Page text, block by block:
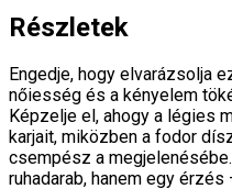
Részletek
Engedje, hogy elvarázsolja
nőiesség és a kényelem
Képzelje el, ahogy a légies
karjait, miközben a fodor
csempész a
ruhadarab, hanem egy